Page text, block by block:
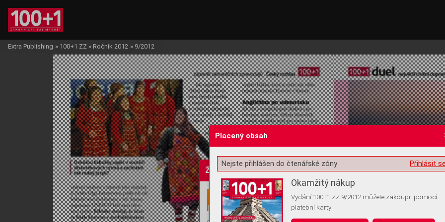
Žádost o souhlas s ukládáním volitelných informací
Extra Publishing » 100+1 ZZ » Ročník 2012 » 9/2012
Placený obsah
Přihlásit
Nejste přihlášen do čtenářské zóny
Okamžitý nákup
Vydání 100+1 ZZ 9/2012 můžete zakoupit pomocí
platební karty